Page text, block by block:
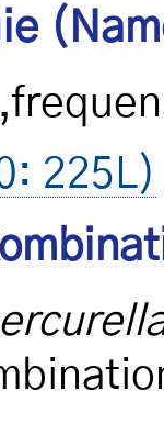
225L)